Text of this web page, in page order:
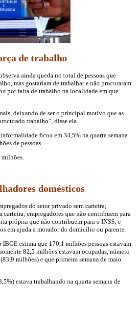
de trabalho
ainda queda no total de pessoas que
mas gostariam de trabalhar e não procuraram
por falta de trabalho na localidade em que
deixando de ser o principal motivo que as
trabalho”, disse ela.
ficou em 34,5% na quarta semana
de pessoas.
domésticos
do setor privado sem carteira;
carteira; empregadores que não contribuem para
própria que não contribuem para o INSS; e
em ajuda a morador do domicílio ou parente.
IBGE estima que 170,1 milhões pessoas estavam
82,5 milhões estavam ocupadas, número
milhões) e que primeira semana de maio
estava trabalhando na quarta semana de